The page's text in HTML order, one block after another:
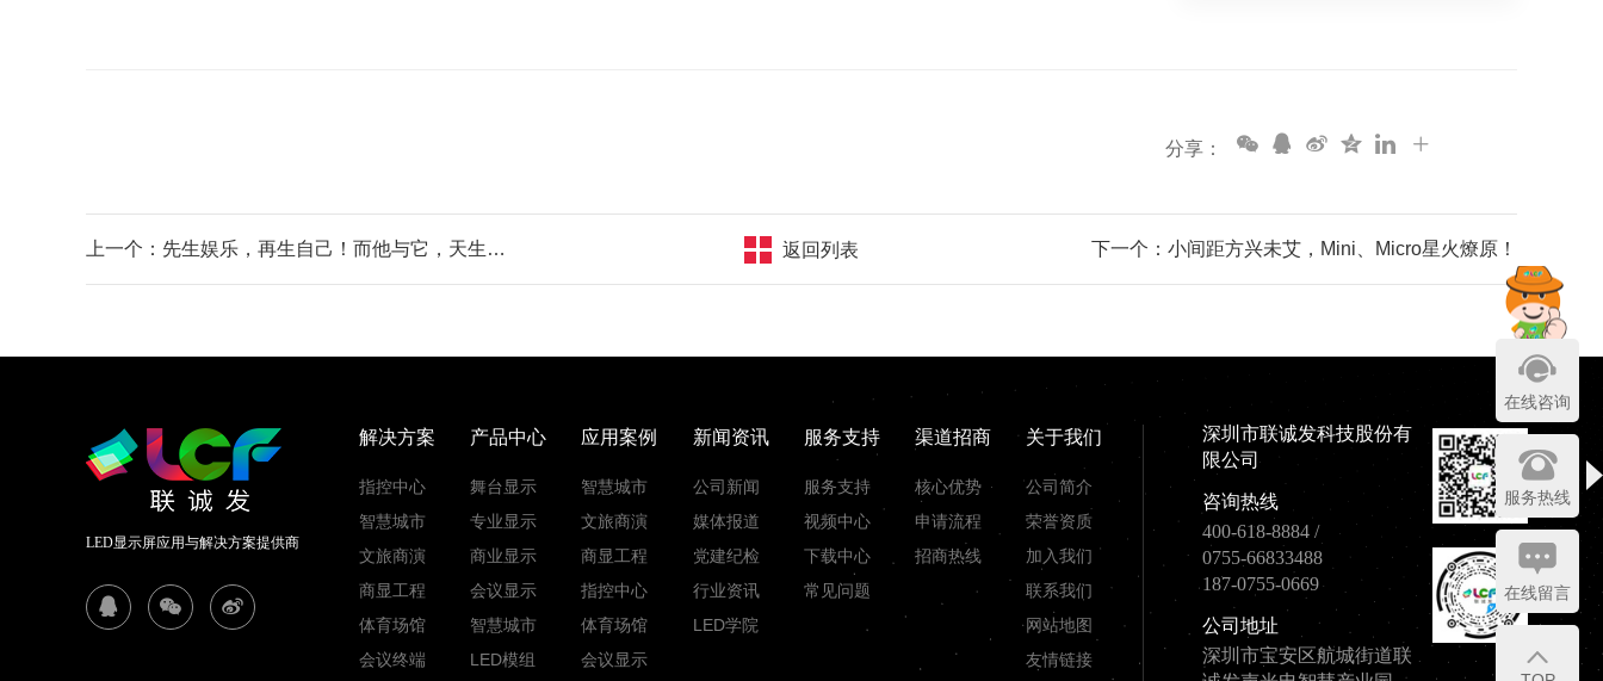
分享：
上一个：先生娱乐，再生自己！而他与它，天生属于舞台！ 返回列表 下一个：小间距方兴未艾，Mini、Micro星火燎原！
LED显示屏应用与解决方案提供商
解决方案
指控中心
智慧城市
文旅商演
商显工程
体育场馆
会议终端
产品中心
舞台显示
专业显示
商业显示
会议显示
智慧城市
LED模组
应用案例
智慧城市
文旅商演
商显工程
指控中心
体育场馆
会议显示
新闻资讯
公司新闻
媒体报道
党建纪检
行业资讯
LED学院
服务支持
服务支持
视频中心
下载中心
常见问题
渠道招商
核心优势
申请流程
招商热线
关于我们
公司简介
荣誉资质
加入我们
联系我们
网站地图
友情链接
深圳市联诚发科技股份有
限公司
咨询热线
400-618-8884 /
0755-66833488
187-0755-0669
公司地址
深圳市宝安区航城街道联
在线咨询
服务热线
在线留言